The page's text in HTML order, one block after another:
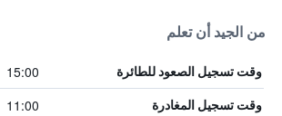
من الجيد أن تعلم
وقت تسجيل الصعود للطائرة 15:00
وقت تسجيل المغادرة 11:00